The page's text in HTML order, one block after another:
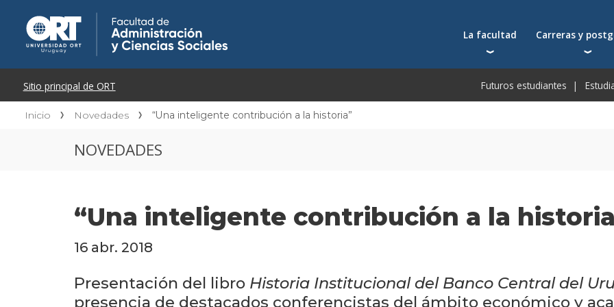
La facultad
Autoridades
Conferencias en YouTube
Escuela de Negocios
Carreras y
Carreras
Postgrados
Futuros estudiantes
Inicio Novedades “Una inteligente contribución a la historia”
NOVEDADES
“Una inteligente contribución a la
16 abr. 2018
Presentación del libro Historia Institucional del Banco Central del
presencia de destacados conferencistas del ámbito económico y